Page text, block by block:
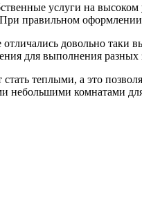
услуги на
правильном
отличались довольно
для выполнения разных
теплыми, а это
небольшими комнатами